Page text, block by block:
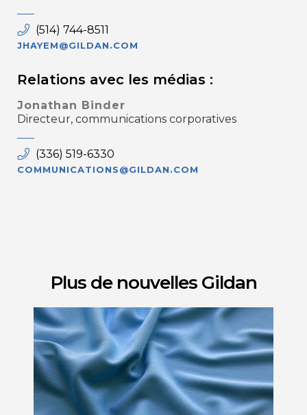
(514) 744-8511
JHAYEM@GILDAN.COM
Relations avec les médias :
Jonathan Binder
Directeur, communications corporatives
(336) 519-6330
COMMUNICATIONS@GILDAN.COM
Plus de nouvelles Gildan